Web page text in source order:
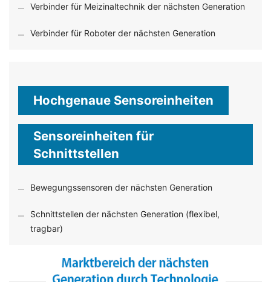
Verbinder für Meizinaltechnik der nächsten Generation
Verbinder für Roboter der nächsten Generation
Hochgenaue Sensoreinheiten
Sensoreinheiten für
Schnittstellen
Bewegungssensoren der nächsten Generation
Schnittstellen der nächsten Generation (flexibel,
tragbar)